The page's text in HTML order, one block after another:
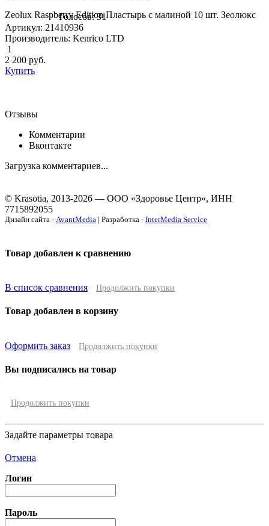
Zeolux Raspberry Edition Пластырь с малиной 10 шт. Зеолюкс
Голосов: 31
Артикул: 21410936
Производитель: Kenrico LTD
1
2 200 руб.
Купить
Отзывы
Комментарии
Вконтакте
Загрузка комментариев...
© Krasotia, 2013-2026 — ООО «Здоровье Центр», ИНН
7715892055
Дизайн сайта - AvantMedia | Разработка - InterMedia Service
Товар добавлен к сравнению
В список сравнения Продолжить покупки
Товар добавлен в корзину
Оформить заказ Продолжить покупки
Вы подписались на товар
Продолжить покупки
Задайте параметры товара
Отмена
Логин
Пароль